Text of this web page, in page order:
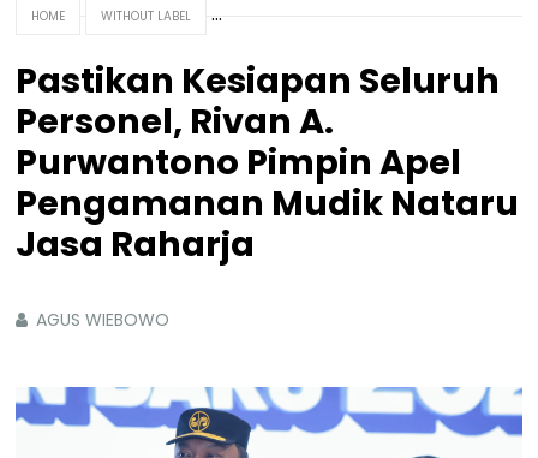
HOME WITHOUT LABEL
Pastikan Kesiapan Seluruh
Personel, Rivan A.
Purwantono Pimpin Apel
Pengamanan Mudik Nataru
Jasa Raharja
AGUS WIEBOWO